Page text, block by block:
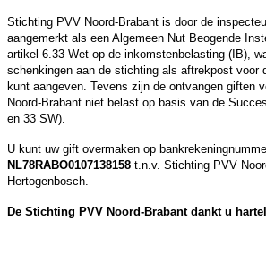
Stichting PVV Noord-Brabant is door de
aangemerkt als een Algemeen Nut Beogende
artikel 6.33 Wet op de inkomstenbelasting (IB),
schenkingen aan de stichting als aftrekpost voor
kunt aangeven. Tevens zijn de ontvangen giften
Noord-Brabant niet belast op basis van de
en 33 SW).
U kunt uw gift overmaken op
NL78RABO0107138158 t.n.v. Stichting PVV
Hertogenbosch.
De Stichting PVV Noord-Brabant dankt u